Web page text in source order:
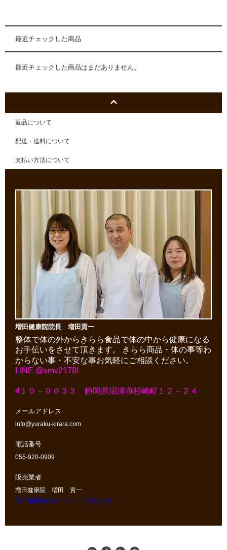
最近チェックした商品
最近チェックした商品はまだありません。
返品について
配送・送料について
支払い方法について
増田健康院院長 増田貢一
整体で体の外からきらら食品で体の中から健康になる
お手伝いをさせて頂きます。
きらら商品・体の事等わ
からない事・不安な事お気軽にご相談ください。
LINE @smv2178l
4１０－００３３ 静岡県沼津市杉崎町１２－２４
メールアドレス
info@yuraku-kirara.com
電話番号
055-920-0909
販売業者
増田健康院 増田 貢一
増田健康院のホームページはこちら